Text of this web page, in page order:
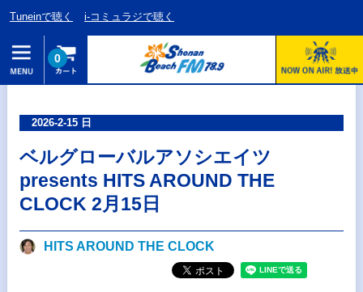
Tuneinで聴く i-コミュラジで聴く
0
2026-2-15 日
ベルグローバルアソシエイツ
presents HITS AROUND THE
CLOCK 2月15日
HITS AROUND THE CLOCK